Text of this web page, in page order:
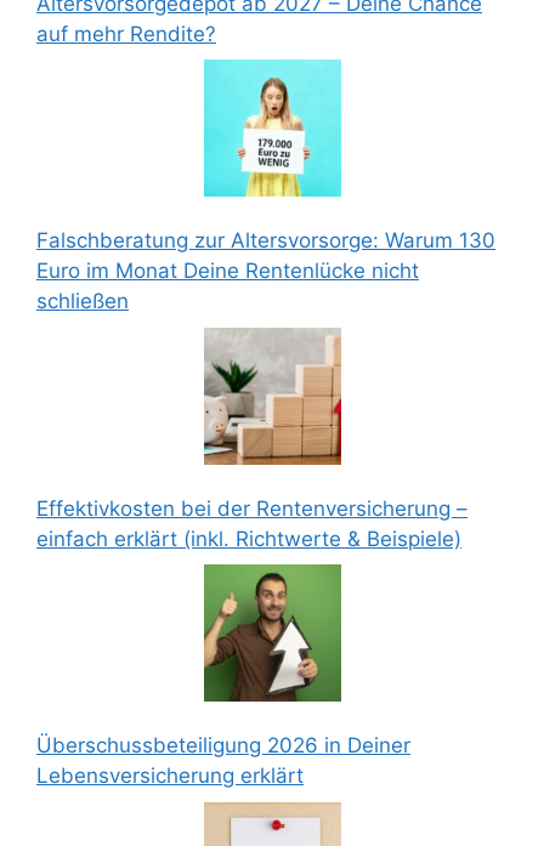
auf mehr Rendite?
Falschberatung zur Altersvorsorge: Warum 130
Euro im Monat Deine Rentenlücke nicht
schließen
Effektivkosten bei der Rentenversicherung –
einfach erklärt (inkl. Richtwerte & Beispiele)
Überschussbeteiligung 2026 in Deiner
Lebensversicherung erklärt